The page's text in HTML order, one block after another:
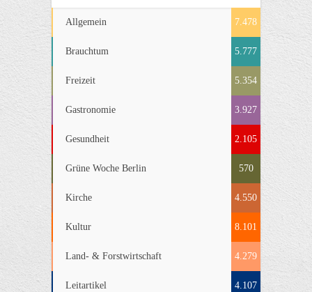
Allgemein 7.478
Brauchtum 5.777
Freizeit 5.354
Gastronomie 3.927
Gesundheit 2.105
Grüne Woche Berlin 570
Kirche 4.550
Kultur 8.101
Land- & Forstwirtschaft 4.279
Leitartikel 4.107